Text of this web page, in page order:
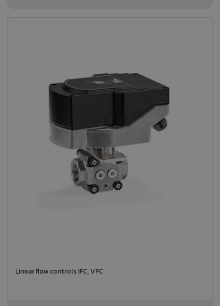
Linear flow controls IFC, VFC